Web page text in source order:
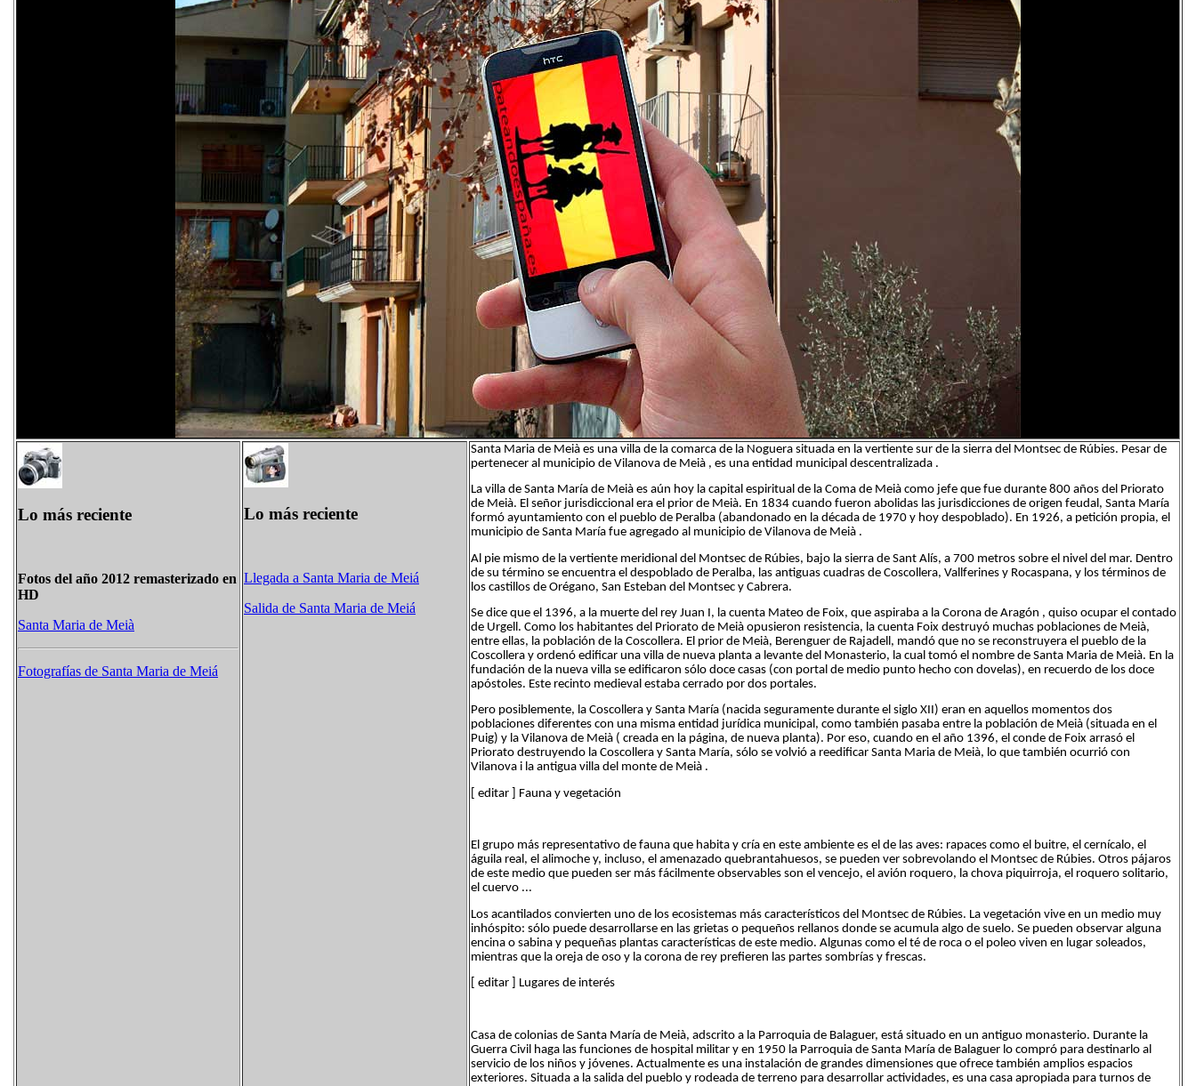
Lo más reciente
Fotos del año 2012 remasterizado en
HD
Santa Maria de Meià
Fotografías de Santa Maria de Meiá
Lo más reciente
Llegada a Santa Maria de Meiá
Salida de Santa Maria de Meiá
Santa Maria de Meià es una villa de la comarca de la Noguera situada en la vertiente sur de la sierra del Montsec de Rúbies. Pesar de
pertenecer al municipio de Vilanova de Meià , es una entidad municipal descentralizada .
La villa de Santa María de Meià es aún hoy la capital espiritual de la Coma de Meià como jefe que fue durante 800 años del Priorato
de Meià. El señor jurisdiccional era el prior de Meià. En 1834 cuando fueron abolidas las jurisdicciones de origen feudal, Santa María
formó ayuntamiento con el pueblo de Peralba (abandonado en la década de 1970 y hoy despoblado). En 1926, a petición propia, el
municipio de Santa María fue agregado al municipio de Vilanova de Meià .
Al pie mismo de la vertiente meridional del Montsec de Rúbies, bajo la sierra de Sant Alís, a 700 metros sobre el nivel del mar. Dentro
de su término se encuentra el despoblado de Peralba, las antiguas cuadras de Coscollera, Vallferines y Rocaspana, y los términos de
los castillos de Orégano, San Esteban del Montsec y Cabrera.
Se dice que el 1396, a la muerte del rey Juan I, la cuenta Mateo de Foix, que aspiraba a la Corona de Aragón , quiso ocupar el contado
de Urgell. Como los habitantes del Priorato de Meià opusieron resistencia, la cuenta Foix destruyó muchas poblaciones de Meià,
entre ellas, la población de la Coscollera. El prior de Meià, Berenguer de Rajadell, mandó que no se reconstruyera el pueblo de la
Coscollera y ordenó edificar una villa de nueva planta a levante del Monasterio, la cual tomó el nombre de Santa Maria de Meià. En la
fundación de la nueva villa se edificaron sólo doce casas (con portal de medio punto hecho con dovelas), en recuerdo de los doce
apóstoles. Este recinto medieval estaba cerrado por dos portales.
Pero posiblemente, la Coscollera y Santa María (nacida seguramente durante el siglo XII) eran en aquellos momentos dos
poblaciones diferentes con una misma entidad jurídica municipal, como también pasaba entre la población de Meià (situada en el
Puig) y la Vilanova de Meià ( creada en la página, de nueva planta). Por eso, cuando en el año 1396, el conde de Foix arrasó el
Priorato destruyendo la Coscollera y Santa María, sólo se volvió a reedificar Santa Maria de Meià, lo que también ocurrió con
Vilanova i la antigua villa del monte de Meià .
[ editar ] Fauna y vegetación
El grupo más representativo de fauna que habita y cría en este ambiente es el de las aves: rapaces como el buitre, el cernícalo, el
águila real, el alimoche y, incluso, el amenazado quebrantahuesos, se pueden ver sobrevolando el Montsec de Rúbies. Otros pájaros
de este medio que pueden ser más fácilmente observables son el vencejo, el avión roquero, la chova piquirroja, el roquero solitario,
el cuervo ...
Los acantilados convierten uno de los ecosistemas más característicos del Montsec de Rúbies. La vegetación vive en un medio muy
inhóspito: sólo puede desarrollarse en las grietas o pequeños rellanos donde se acumula algo de suelo. Se pueden observar alguna
encina o sabina y pequeñas plantas características de este medio. Algunas como el té de roca o el poleo viven en lugar soleados,
mientras que la oreja de oso y la corona de rey prefieren las partes sombrías y frescas.
[ editar ] Lugares de interés
Casa de colonias de Santa María de Meià, adscrito a la Parroquia de Balaguer, está situado en un antiguo monasterio. Durante la
Guerra Civil haga las funciones de hospital militar y en 1950 la Parroquia de Santa María de Balaguer lo compró para destinarlo al
servicio de los niños y jóvenes. Actualmente es una instalación de grandes dimensiones que ofrece también amplios espacios
exteriores. Situada a la salida del pueblo y rodeada de terreno para desarrollar actividades, es una casa apropiada para turnos de